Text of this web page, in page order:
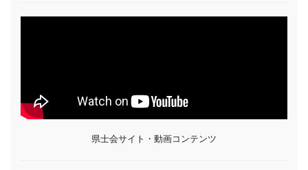
県士会サイト・動画コンテンツ